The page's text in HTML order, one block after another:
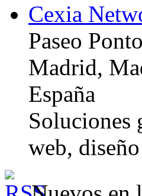
Cexia
Paseo
Madrid,
España
Soluciones
web,